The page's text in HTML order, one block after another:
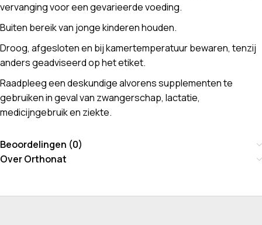
vervanging voor een gevarieerde voeding.
Buiten bereik van jonge kinderen houden.
Droog, afgesloten en bij kamertemperatuur bewaren, tenzij
anders geadviseerd op het etiket.
Raadpleeg een deskundige alvorens supplementen te
gebruiken in geval van zwangerschap, lactatie,
medicijngebruik en ziekte.
Beoordelingen (0)
Over Orthonat